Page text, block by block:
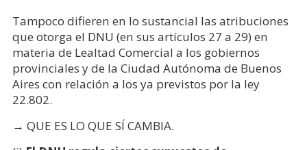
Tampoco difieren en lo sustancial las atribuciones
que otorga el DNU (en sus artículos 27 a 29) en
materia de Lealtad Comercial a los gobiernos
provinciales y de la Ciudad Autónoma de Buenos
Aires con relación a los ya previstos por la ley
22.802.
→ QUE ES LO QUE SÍ CAMBIA.